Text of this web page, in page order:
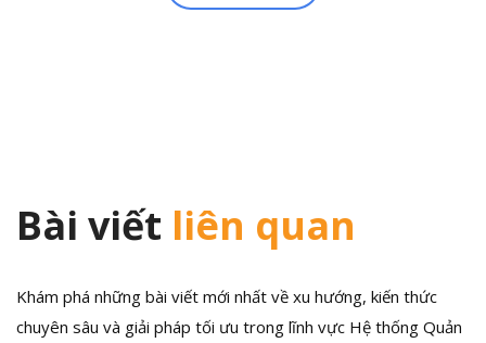
Bài viết liên quan
Khám phá những bài viết mới nhất về xu hướng, kiến thức
chuyên sâu và giải pháp tối ưu trong lĩnh vực Hệ thống Quản